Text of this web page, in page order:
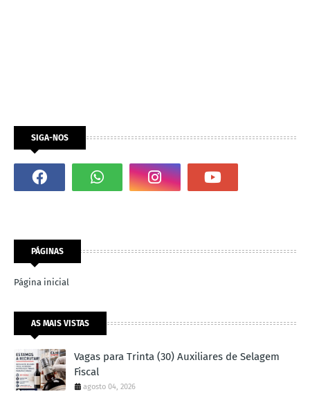
SIGA-NOS
PÁGINAS
Página inicial
AS MAIS VISTAS
Vagas para Trinta (30) Auxiliares de Selagem
Fiscal
agosto 04, 2026